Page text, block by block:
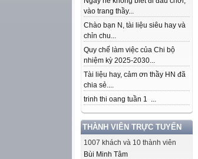
vào trang thầy...
Chào bạn N, tài liệu siêu hay và
chỉn chu...
Quy chế làm việc của Chi bộ
nhiệm kỳ 2025-2030...
Tài liệu hay, cảm ơn thầy HN đã
chia sẻ....
trinh thi oang tuần 1 ...
THÀNH VIÊN TRỰC TUYẾN
1007 khách và 10 thành viên
Bùi Minh Tâm